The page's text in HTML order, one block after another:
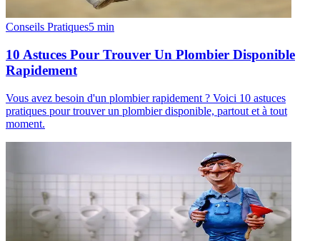
Conseils Pratiques5 min
10 Astuces Pour Trouver Un Plombier Disponible
Rapidement
Vous avez besoin d'un plombier rapidement ? Voici 10 astuces
pratiques pour trouver un plombier disponible, partout et à tout
moment.